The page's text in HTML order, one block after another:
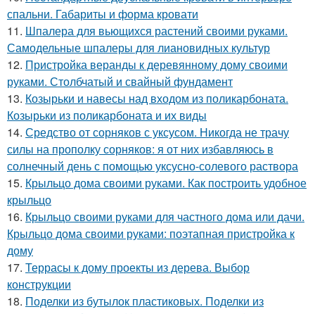
спальни. Габариты и форма кровати
11. Шпалера для вьющихся растений своими руками.
Самодельные шпалеры для лиановидных культур
12. Пристройка веранды к деревянному дому своими
руками. Столбчатый и свайный фундамент
13. Козырьки и навесы над входом из поликарбоната.
Козырьки из поликарбоната и их виды
14. Средство от сорняков с уксусом. Никогда не трачу
силы на прополку сорняков: я от них избавляюсь в
солнечный день с помощью уксусно-солевого раствора
15. Крыльцо дома своими руками. Как построить удобное
крыльцо
16. Крыльцо своими руками для частного дома или дачи.
Крыльцо дома своими руками: поэтапная пристройка к
дому
17. Террасы к дому проекты из дерева. Выбор
конструкции
18. Поделки из бутылок пластиковых. Поделки из